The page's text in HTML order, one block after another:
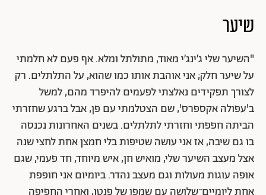
שיער
"השיער שלי ג׳ינג׳י מאוד, מתולתל ומלא. אף פעם לא חלמתי
על שיער חלק; אני אוהבת אותו כמו שהוא, על התלתלים. רק
לצורך תפקידים נאלצתי לפעמים להיפרד מהם, למשל
ב'עפולה אקספרס', שם הצטלמתי עם פן, אבל ברגע שחזרתי
הביתה חפפתי וחזרתי לתלתלים. בשנים האחרונות נכנסה
בו גם שיבה, אז אני עושה שטיפות בלי חמצן אחת לחצי שנה
אצל מעצב השיער שלי, מואיש חן, איש מיוחד, חד פעמי, שגם
אופה עוגות מעולות וגם מעצב נהדר. ביומיום אני חופפת